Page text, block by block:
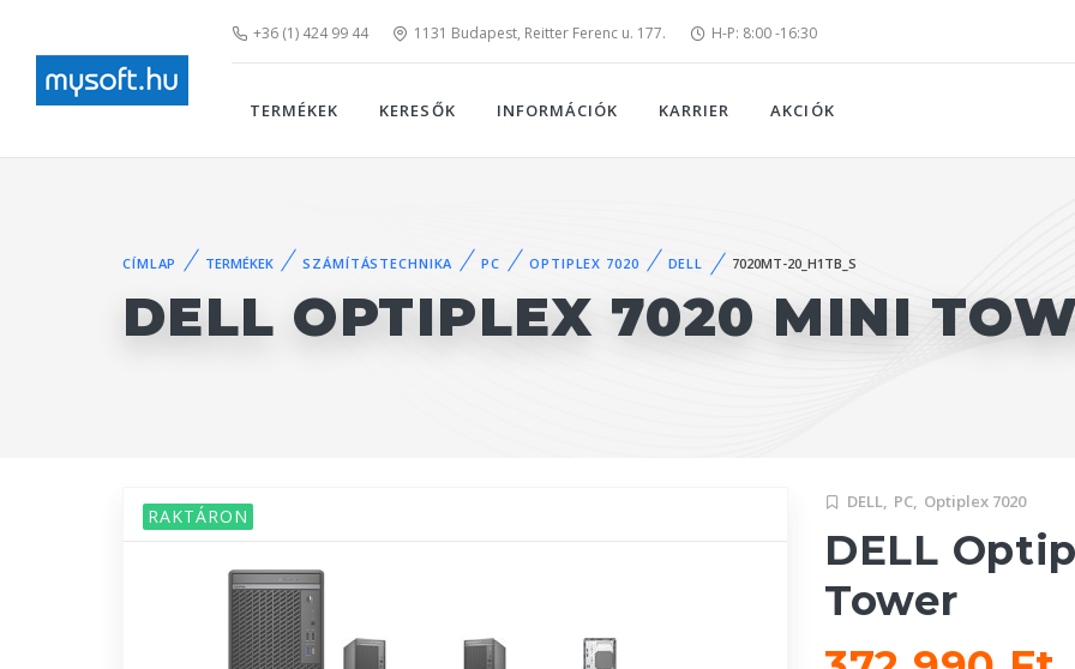
+36 (1) 424 99 44 1131 Budapest, Reitter Ferenc u. 177. H-P: 8:00 -16:30
TERMÉKEK KERESŐK INFORMÁCIÓK KARRIER AKCIÓK
CÍMLAP TERMÉKEK SZÁMÍTÁSTECHNIKA PC OPTIPLEX 7020 DELL 7020MT-20_H1TB_S
DELL OPTIPLEX 7020 MINI
RAKTÁRON
DELL, PC, Optiplex 7020
DELL
Tower